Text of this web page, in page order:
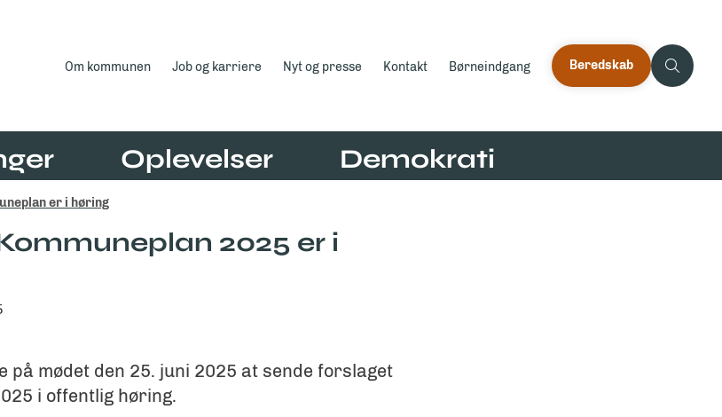
Om kommunen Job og karriere Nyt og presse Kontakt Børneindgang Beredskab
Oplevelser Demokrati
er i høring
2025 er i
på mødet den 25. juni 2025 at sende forslaget
i offentlig høring.